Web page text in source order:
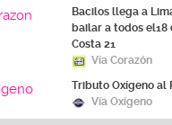
Bacilos llega a
bailar a todos el18
Costa 21
Vía Corazón
Tributo Oxígeno al
Vía Oxígeno